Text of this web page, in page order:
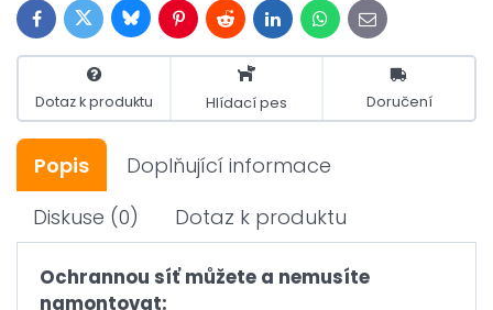
FacebookTwitterBlueskyPinterestRedditLinkedInWhatsApp
E-
mail
Dotaz k produktu Hlídací pes Doručení
Popis
Doplňující informace
Diskuse (0) Dotaz k produktu
Ochrannou síť můžete a nemusíte
namontovat: